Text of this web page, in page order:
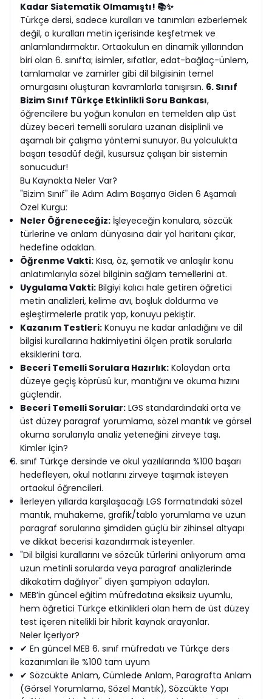
Kadar Sistematik Olmamıştı! 📚✨
Türkçe dersi, sadece kuralları ve tanımları ezberlemek
değil, o kuralları metin içerisinde keşfetmek ve
anlamlandırmaktır. Ortaokulun en dinamik yıllarından
biri olan 6. sınıfta; isimler, sıfatlar, edat-bağlaç-ünlem,
tamlamalar ve zamirler gibi dil bilgisinin temel
omurgasını oluşturan kavramlarla tanışırsın. 6. Sınıf
Bizim Sınıf Türkçe Etkinlikli Soru Bankası,
öğrencilere bu yoğun konuları en temelden alıp üst
düzey beceri temelli sorulara uzanan disiplinli ve
aşamalı bir çalışma yöntemi sunuyor. Bu yolculukta
başarı tesadüf değil, kusursuz çalışan bir sistemin
sonucudur!
Bu Kaynakta Neler Var?
"Bizim Sınıf" ile Adım Adım Başarıya Giden 6 Aşamalı
Özel Kurgu:
Neler Öğreneceğiz: İşleyeceğin konulara, sözcük
türlerine ve anlam dünyasına dair yol haritanı çıkar,
hedefine odaklan.
Öğrenme Vakti: Kısa, öz, şematik ve anlaşılır konu
anlatımlarıyla sözel bilginin sağlam temellerini at.
Uygulama Vakti: Bilgiyi kalıcı hale getiren öğretici
metin analizleri, kelime avı, boşluk doldurma ve
eşleştirmelerle pratik yap, konuyu pekiştir.
Kazanım Testleri: Konuyu ne kadar anladığını ve dil
bilgisi kurallarına hakimiyetini ölçen pratik sorularla
eksiklerini tara.
Beceri Temelli Sorulara Hazırlık: Kolaydan orta
düzeye geçiş köprüsü kur, mantığını ve okuma hızını
güçlendir.
Beceri Temelli Sorular: LGS standardındaki orta ve
üst düzey paragraf yorumlama, sözel mantık ve görsel
okuma sorularıyla analiz yeteneğini zirveye taşı.
Kimler İçin?
sınıf Türkçe dersinde ve okul yazılılarında %100 başarı
hedefleyen, okul notlarını zirveye taşımak isteyen
ortaokul öğrencileri.
İlerleyen yıllarda karşılaşacağı LGS formatındaki sözel
mantık, muhakeme, grafik/tablo yorumlama ve uzun
paragraf sorularına şimdiden güçlü bir zihinsel altyapı
ve dikkat becerisi kazandırmak isteyenler.
"Dil bilgisi kurallarını ve sözcük türlerini anlıyorum ama
uzun metinli sorularda veya paragraf analizlerinde
dikakatim dağılıyor" diyen şampiyon adayları.
MEB’in güncel eğitim müfredatına eksiksiz uyumlu,
hem öğretici Türkçe etkinlikleri olan hem de üst düzey
test içeren nitelikli bir hibrit kaynak arayanlar.
Neler İçeriyor?
✔ En güncel MEB 6. sınıf müfredatı ve Türkçe ders
kazanımları ile %100 tam uyum
✔ Sözcükte Anlam, Cümlede Anlam, Paragrafta Anlam
(Görsel Yorumlama, Sözel Mantık), Sözcükte Yapı